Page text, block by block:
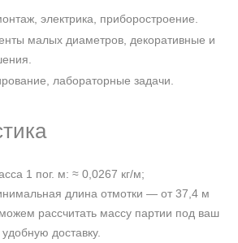
электрика, приборостроение.
малых диаметров, декоративные и
лабораторные задачи.
1 пог. м: ≈ 0,0267 кг/м;
длина отмотки — от 37,4 м
рассчитать массу партии под ваш
доставку.